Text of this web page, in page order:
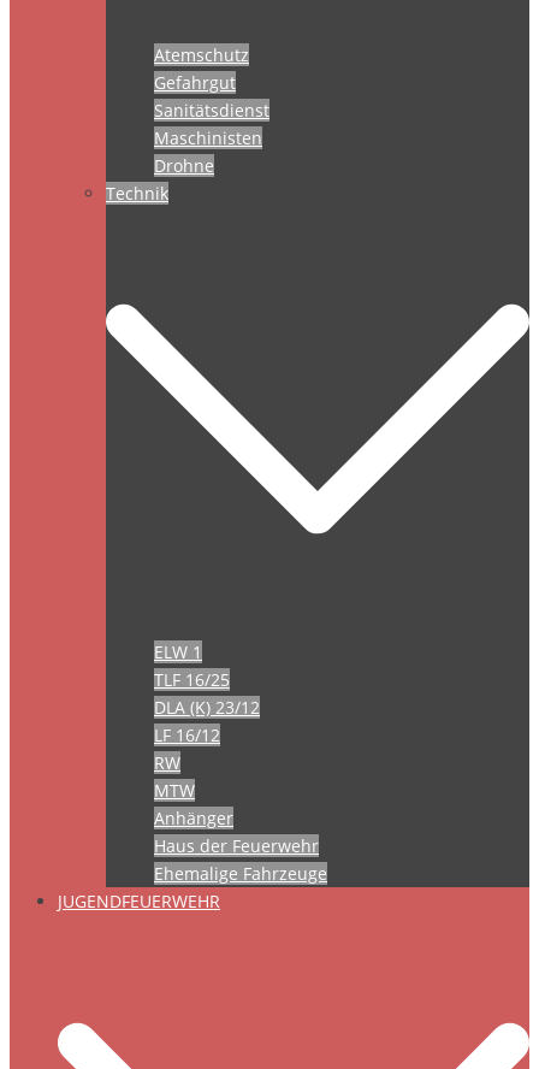
Atemschutz
Gefahrgut
Sanitätsdienst
Maschinisten
Drohne
Technik
ELW 1
TLF 16/25
DLA (K) 23/12
LF 16/12
RW
MTW
Anhänger
Haus der Feuerwehr
Ehemalige Fahrzeuge
JUGENDFEUERWEHR